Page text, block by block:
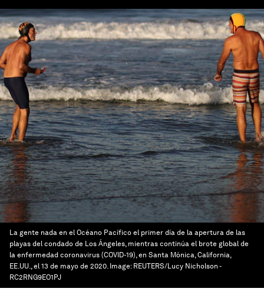
La gente nada en el Océano Pacífico el primer día de la apertura de las
playas del condado de Los Ángeles, mientras continúa el brote global de
la enfermedad coronavirus (COVID-19), en Santa Mónica, California,
EE.UU., el 13 de mayo de 2020. Image: REUTERS/Lucy Nicholson -
RC2RNG9EO1PJ